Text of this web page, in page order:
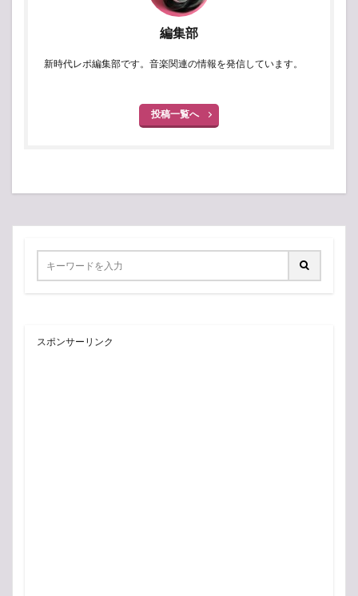
編集部
新時代レポ編集部です。音楽関連の情報を発信しています。
投稿一覧へ
スポンサーリンク